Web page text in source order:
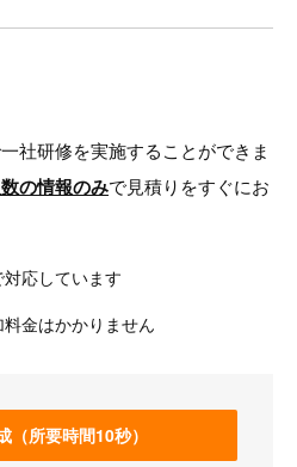
社研修を実施することができま
の情報のみで見積りをすぐにお
応しています
金はかかりません
（所要時間10秒）